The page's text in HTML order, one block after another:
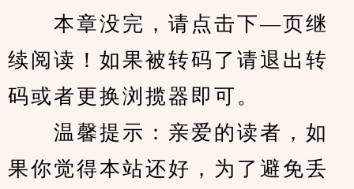
本章没完，请点击下—页继
续阅读！如果被转码了请退出转
码或者更换浏揽器即可。
温馨提示：亲爱的读者，如
果你觉得本站还好，为了避免丢